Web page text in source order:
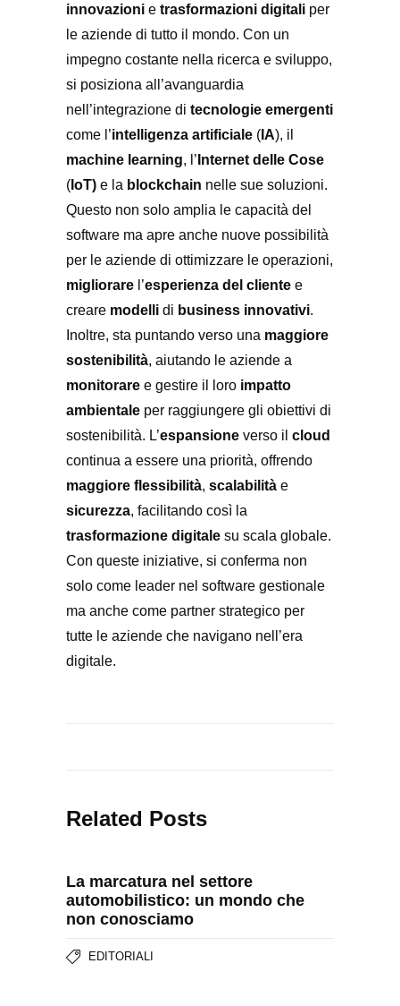
innovazioni e trasformazioni digitali per
le aziende di tutto il mondo. Con un
impegno costante nella ricerca e sviluppo,
si posiziona all’avanguardia
nell’integrazione di tecnologie emergenti
come l’intelligenza artificiale ( IA), il
machine learning, l’ Internet delle Cose
( IoT) e la blockchain nelle sue soluzioni.
Questo non solo amplia le capacità del
software ma apre anche nuove possibilità
per le aziende di ottimizzare le operazioni,
migliorare l’esperienza del cliente e
creare modelli di business innovativi.
Inoltre, sta puntando verso una maggiore
sostenibilità, aiutando le aziende a
monitorare e gestire il loro impatto
ambientale per raggiungere gli obiettivi di
sostenibilità. L’espansione verso il cloud
continua a essere una priorità, offrendo
maggiore flessibilità, scalabilità e
sicurezza, facilitando così la
trasformazione digitale su scala globale.
Con queste iniziative, si conferma non
solo come leader nel software gestionale
ma anche come partner strategico per
tutte le aziende che navigano nell’era
digitale.
Related Posts
La marcatura nel settore
automobilistico: un mondo che
non conosciamo
EDITORIALI